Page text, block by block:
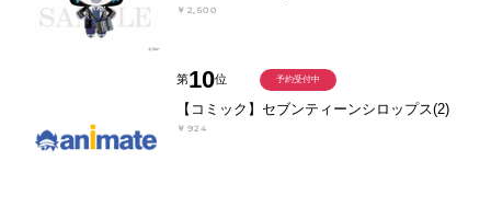
￥2,500
第10位
【コミック】セブンティーンシロップス(2)
￥924
予約受付中